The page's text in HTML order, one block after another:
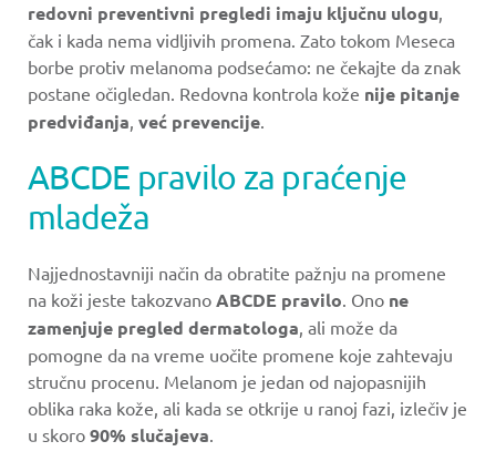
redovni preventivni pregledi imaju ključnu ulogu,
čak i kada nema vidljivih promena. Zato tokom Meseca
borbe protiv melanoma podsećamo: ne čekajte da znak
postane očigledan. Redovna kontrola kože nije pitanje
predviđanja, već prevencije.
ABCDE pravilo za praćenje
mladeža
Najjednostavniji način da obratite pažnju na promene
na koži jeste takozvano ABCDE pravilo. Ono ne
zamenjuje pregled dermatologa, ali može da
pomogne da na vreme uočite promene koje zahtevaju
stručnu procenu. Melanom je jedan od najopasnijih
oblika raka kože, ali kada se otkrije u ranoj fazi, izlečiv je
u skoro 90% slučajeva.